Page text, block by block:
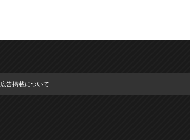
広告掲載について